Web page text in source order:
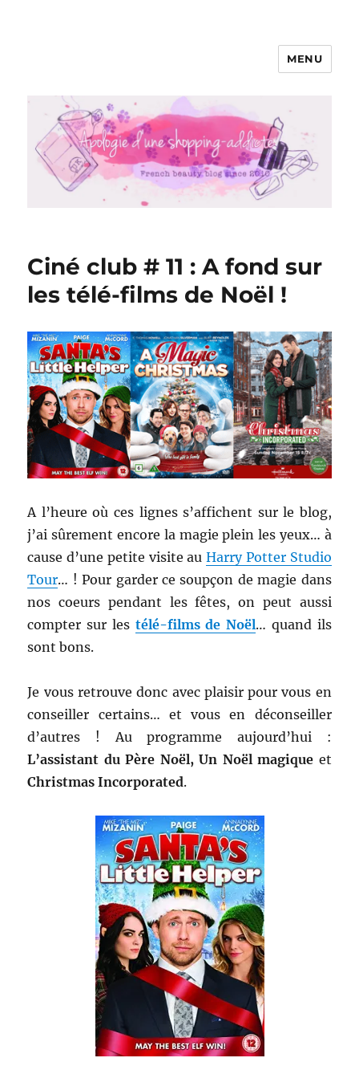
Apologie d'une Shopping-addicte
MENU
Ciné club # 11 : A fond sur
les télé-films de Noël !
A l’heure où ces lignes s’affichent sur le blog,
j’ai sûrement encore la magie plein les yeux… à
cause d’une petite visite auHarry Potter Studio
Tour… ! Pour garder ce soupçon de magie dans
nos coeurs pendant les fêtes, on peut aussi
compter sur les télé-films de Noël… quand ils
sont bons.
Je vous retrouve donc avec plaisir pour vous en
conseiller certains… et vous en déconseiller
d’autres ! Au programme aujourd’hui :
L’assistant du Père Noël, Un Noël magique et
Christmas Incorporated.